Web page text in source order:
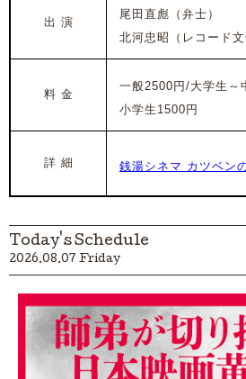
出 演
尾田直彪（弁士）
北河忠昭（レコード文
料 金
一般2500円/大学生～
小学生1500円
詳 細 銭湯シネマ カツベン
Today's Schedule
2026.08.07 Friday